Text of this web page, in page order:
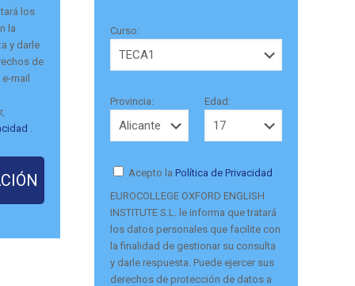
los
la
y darle
de
mail
.
Curso:
Provincia: Edad:
Acepto la Política de Privacidad
EUROCOLLEGE OXFORD ENGLISH
INSTITUTE S.L. le informa que tratará
los datos personales que facilite con
la finalidad de gestionar su consulta
y darle respuesta. Puede ejercer sus
derechos de protección de datos a